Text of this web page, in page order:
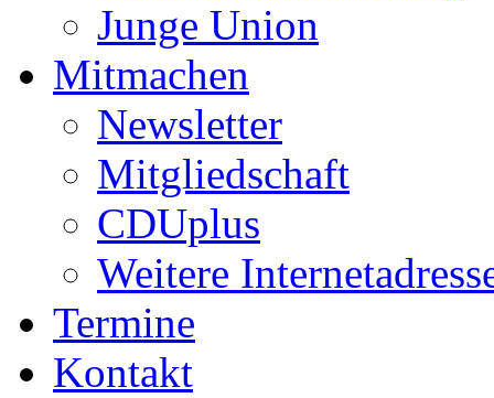
Junge Union
Mitmachen
Newsletter
Mitgliedschaft
CDUplus
Weitere
Termine
Kontakt